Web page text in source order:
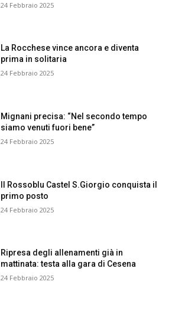
24 Febbraio 2025
La Rocchese vince ancora e diventa
prima in solitaria
24 Febbraio 2025
Mignani precisa: “Nel secondo tempo
siamo venuti fuori bene”
24 Febbraio 2025
Il Rossoblu Castel S.Giorgio conquista il
primo posto
24 Febbraio 2025
Ripresa degli allenamenti già in
mattinata: testa alla gara di Cesena
24 Febbraio 2025